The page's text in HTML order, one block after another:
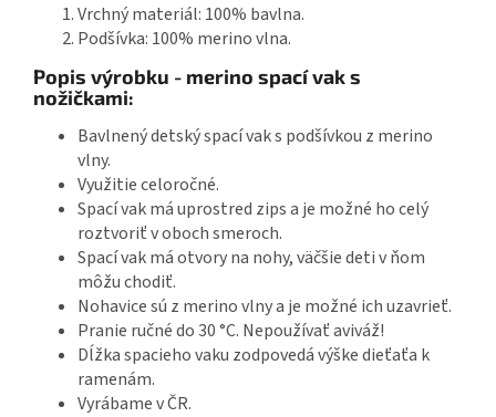
Vrchný materiál: 100% bavlna.
Podšívka: 100% merino vlna.
Popis výrobku - merino spací vak s
nožičkami:
Bavlnený detský spací vak s podšívkou z merino
vlny.
Využitie celoročné.
Spací vak má uprostred zips a je možné ho celý
roztvoriť v oboch smeroch.
Spací vak má otvory na nohy, väčšie deti v ňom
môžu chodiť.
Nohavice sú z merino vlny a je možné ich uzavrieť.
Pranie ručné do 30 °C. Nepoužívať aviváž!
Dĺžka spacieho vaku zodpovedá výške dieťaťa k
ramenám.
Vyrábame v ČR.